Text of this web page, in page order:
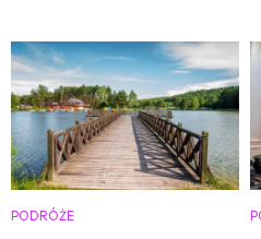
PODRÓŻE